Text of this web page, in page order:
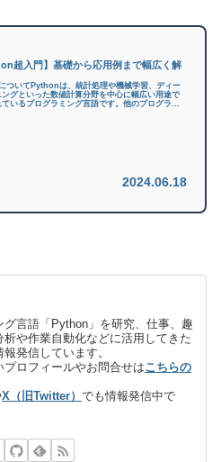
超入門】基礎から応用例まで幅広く解
ついてPythonは、統計処理や機械学習、ディー
ングといった数値計算分野を中心に幅広い用途で
いるプログラミング言語です。他のプログラミ
2024.06.18
グ言語「Python」を研究、仕事、趣
析や作業自動化などに活用してきた
発信しています。
プロフィールやお問合せはこちらの
X（旧Twitter）でも情報発信中で